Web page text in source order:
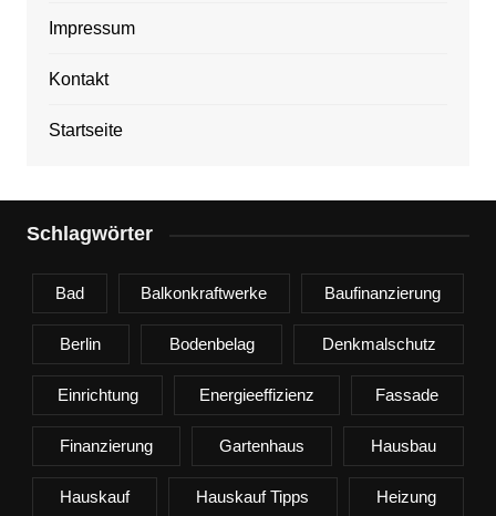
Impressum
Kontakt
Startseite
Schlagwörter
Bad Balkonkraftwerke Baufinanzierung
Berlin Bodenbelag Denkmalschutz
Einrichtung Energieeffizienz Fassade
Finanzierung Gartenhaus Hausbau
Hauskauf Hauskauf Tipps Heizung